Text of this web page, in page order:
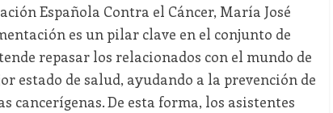
Española Contra el Cáncer, María José
es un pilar clave en el conjunto de
repasar los relacionados con el mundo de
estado de salud, ayudando a la prevención de
cancerígenas. De esta forma, los asistentes